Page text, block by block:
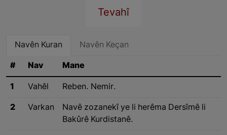
Tevahî
Navên Kuran Navên Keçan
# Nav Mane
1 Vahêl Reben. Nemir.
2 Varkan
Navê zozanekî ye li herêma Dersîmê li
Bakûrê Kurdistanê.